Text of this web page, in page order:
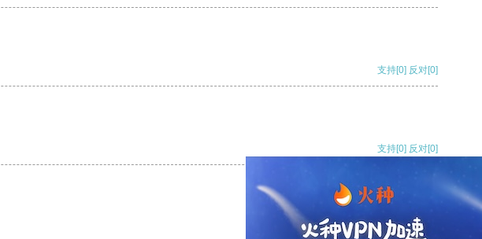
支持[0] 反对[0]
支持[0] 反对[0]
支持[0] 反对